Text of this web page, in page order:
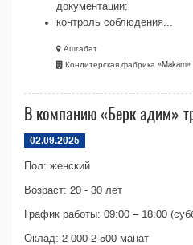
документации;
контроль соблюдения...
Ашгабат
Кондитерская фабрика «Makam»
В компанию «Берк адим»
02.09.2025
Пол: женский
Возраст: 20 - 30 лет
График работы: 09:00 – 18:00
Оклад: 2 000-2 500 манат